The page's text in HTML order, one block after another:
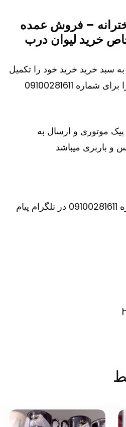
– فروش عمده
خرید لیوان درب
سبد خرید خرید خود را تکمیل
نمایید و شماره سفارش را برای شماره 09100281611
موتوری و ارسال به
و باربری میباشد
به شماره 09100281611 در تلگرام پیام